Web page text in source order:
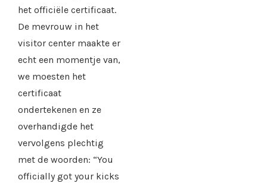
het officiële certificaat.
De mevrouw in het
visitor center maakte er
echt een momentje van,
we moesten het
certificaat
ondertekenen en ze
overhandigde het
vervolgens plechtig
met de woorden: “You
officially got your kicks